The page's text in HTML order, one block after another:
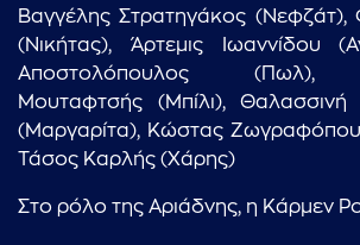
Βαγγέλης Στρατηγάκος
(Νικήτας), Άρτεμις Ιωαννίδου
Αποστολόπουλος (Πωλ),
Μουταφτσής (Μπίλι), Θαλασσινή
(Μαργαρίτα), Κώστας
Τάσος Καρλής (Χάρης)
Στο ρόλο της Αριάδνης, η Κάρμεν